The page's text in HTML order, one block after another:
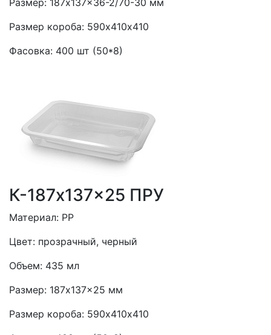
Размер: 187x137x36-2/70-30 мм
Размер короба: 590х410х410
Фасовка: 400 шт (50*8)
К-187x137x25 ПРУ
Материал: PP
Цвет: прозрачный, черный
Объем: 435 мл
Размер: 187x137x25 мм
Размер короба: 590х410х410